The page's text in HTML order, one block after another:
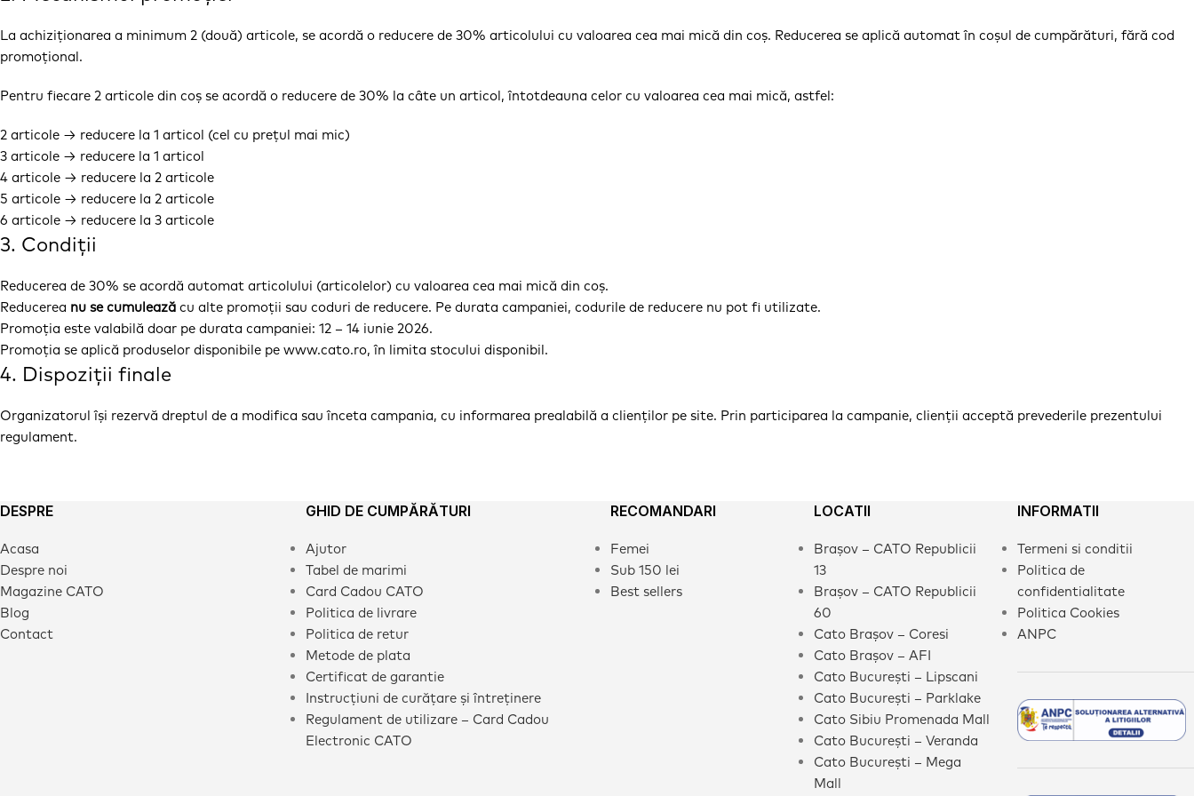
La achiziționarea a minimum 2 (două) articole, se acordă o reducere de 30% articolului cu valoarea cea mai mică din coș. Reducerea se aplică automat în coșul de cumpărături, fără cod
promoțional.
Pentru fiecare 2 articole din coș se acordă o reducere de 30% la câte un articol, întotdeauna celor cu valoarea cea mai mică, astfel:
2 articole → reducere la 1 articol (cel cu prețul mai mic)
3 articole → reducere la 1 articol
4 articole → reducere la 2 articole
5 articole → reducere la 2 articole
6 articole → reducere la 3 articole
3. Condiții
Reducerea de 30% se acordă automat articolului (articolelor) cu valoarea cea mai mică din coș.
Reducerea nu se cumulează cu alte promoții sau coduri de reducere. Pe durata campaniei, codurile de reducere nu pot fi utilizate.
Promoția este valabilă doar pe durata campaniei: 12 – 14 iunie 2026.
Promoția se aplică produselor disponibile pe www.cato.ro, în limita stocului disponibil.
4. Dispoziții finale
Organizatorul își rezervă dreptul de a modifica sau înceta campania, cu informarea prealabilă a clienților pe site. Prin participarea la campanie, clienții acceptă prevederile prezentului
regulament.
DESPRE
Acasa
Despre noi
Magazine CATO
Blog
Contact
GHID DE CUMPĂRĂTURI
Ajutor
Tabel de marimi
Card Cadou CATO
Politica de livrare
Politica de retur
Metode de plata
Certificat de garantie
Instrucțiuni de curățare și întreținere
Regulament de utilizare – Card Cadou
Electronic CATO
RECOMANDARI
Femei
Sub 150 lei
Best sellers
LOCATII
Brașov – CATO Republicii
13
Brașov – CATO Republicii
60
Cato Brașov – Coresi
Cato Brașov – AFI
Cato București – Lipscani
Cato București – Parklake
Cato Sibiu Promenada Mall
Cato București – Veranda
Cato București – Mega
Mall
INFORMATII
Termeni si conditii
Politica de
confidentialitate
Politica Cookies
ANPC